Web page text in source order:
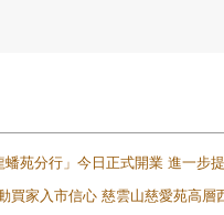
苑分行」今日正式開業 進一步
買家入市信心 慈雲山慈愛苑高層